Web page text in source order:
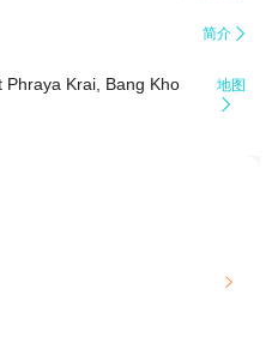
简介 
Krai, Bang Kho
地图

